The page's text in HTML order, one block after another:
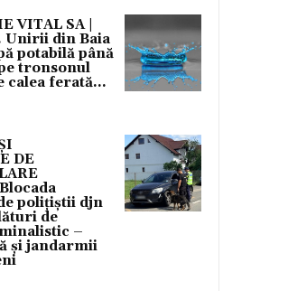
VITAL SA |
Unirii din Baia
potabilă până
tronsonul
ferată...
DE
polițiștii djn
de
–
și jandarmii